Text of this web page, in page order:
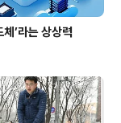
체’라는 상상력